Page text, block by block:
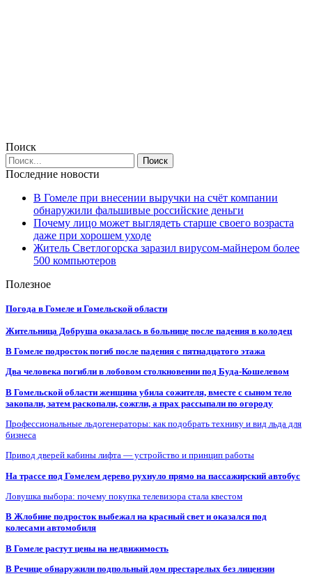
Поиск
Последние новости
В Гомеле при внесении выручки на счёт компании
обнаружили фальшивые российские деньги
Почему лицо может выглядеть старше своего возраста
даже при хорошем уходе
Житель Светлогорска заразил вирусом-майнером более
500 компьютеров
Полезное
Погода в Гомеле и Гомельской области
Жительница Добруша оказалась в больнице после падения в колодец
В Гомеле подросток погиб после падения с пятнадцатого этажа
Два человека погибли в лобовом столкновении под Буда-Кошелевом
В Гомельской области женщина убила сожителя, вместе с сыном тело
закопали, затем раскопали, сожгли, а прах рассыпали по огороду
Профессиональные льдогенераторы: как подобрать технику и вид льда для
бизнеса
Привод дверей кабины лифта — устройство и принцип работы
На трассе под Гомелем дерево рухнуло прямо на пассажирский автобус
Ловушка выбора: почему покупка телевизора стала квестом
В Жлобине подросток выбежал на красный свет и оказался под
колесами автомобиля
В Гомеле растут цены на недвижимость
В Речице обнаружили подпольный дом престарелых без лицензии